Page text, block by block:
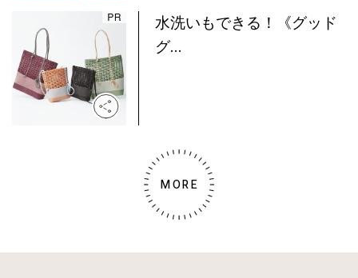
水洗いもできる！《グッド
グ...
MORE